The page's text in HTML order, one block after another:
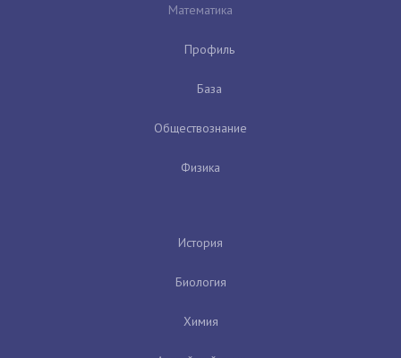
Математика
Профиль
База
Обществознание
Физика
История
Биология
Химия